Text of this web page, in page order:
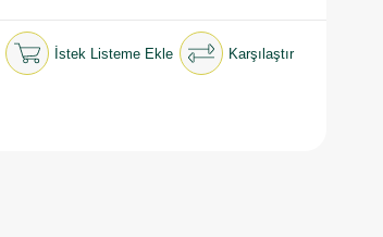
İstek Listeme Ekle Karşılaştır